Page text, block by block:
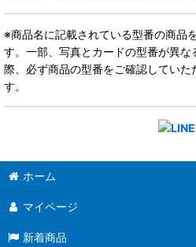
※商品名に記載されている型番の商品
す。一部、写真とカードの型番が異
際、必ず商品の型番をご確認していた
す。
ホーム
マイページ
新着商品